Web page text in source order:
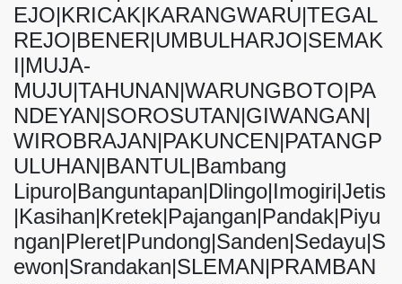
EJO|KRICAK|KARANGWARU|TEGAL
REJO|BENER|UMBULHARJO|SEMAK
I|MUJA-
MUJU|TAHUNAN|WARUNGBOTO|PA
NDEYAN|SOROSUTAN|GIWANGAN|
WIROBRAJAN|PAKUNCEN|PATANGP
ULUHAN|BANTUL|Bambang
Lipuro|Banguntapan|Dlingo|Imogiri|Jetis
|Kasihan|Kretek|Pajangan|Pandak|Piyu
ngan|Pleret|Pundong|Sanden|Sedayu|S
ewon|Srandakan|SLEMAN|PRAMBAN